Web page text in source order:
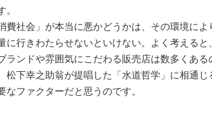
。
社会」が本当に悪かどうかは、その環境に
に行きわたらせないといけない。よく考える
ランドや雰囲気にこだわる販売店は数多くあ
松下幸之助翁が提唱した「水道哲学」に相通
なファクターだと思うのです。